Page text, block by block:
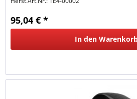
95,04 € *
In den